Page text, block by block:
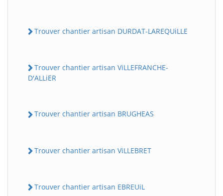
Trouver chantier artisan DURDAT-LAREQUiLLE
Trouver chantier artisan ViLLEFRANCHE-
D'ALLiER
Trouver chantier artisan BRUGHEAS
Trouver chantier artisan ViLLEBRET
Trouver chantier artisan EBREUiL